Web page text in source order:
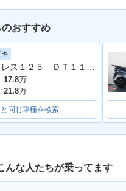
おすすめ
17.8万
21.8万
同じ車種を検索
んな人たちが乗ってます